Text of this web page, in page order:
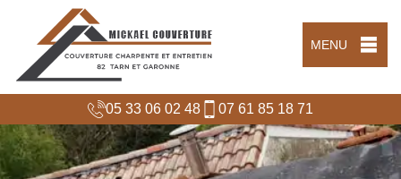
MENU
05 33 06 02 48 07 61 85 18 71